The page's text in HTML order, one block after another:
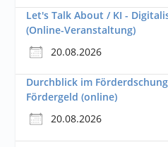
Let's Talk About / KI -
(Online-Veranstaltung)
20.08.2026
Durchblick im
Fördergeld (online)
20.08.2026